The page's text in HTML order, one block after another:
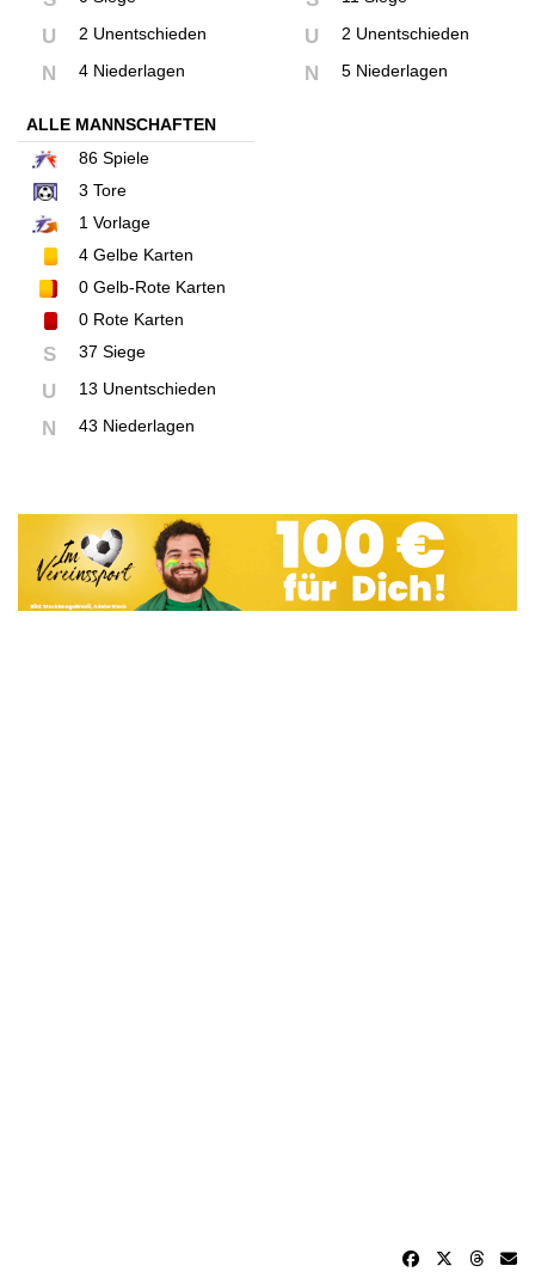
U 2 Unentschieden
N 4 Niederlagen
U 2 Unentschieden
N 5 Niederlagen
ALLE MANNSCHAFTEN
86 Spiele
3 Tore
1 Vorlage
4 Gelbe Karten
0 Gelb-Rote Karten
0 Rote Karten
S 37 Siege
U 13 Unentschieden
N 43 Niederlagen